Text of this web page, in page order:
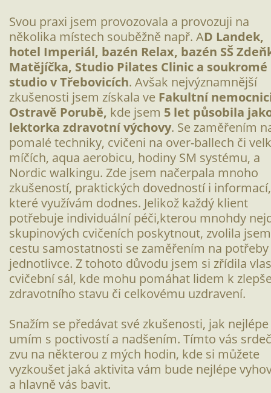
Svou praxi jsem provozovala a provozuji na
několika místech souběžně např. AD Landek,
hotel Imperiál, bazén Relax, bazén SŠ
Matějíčka, Studio Pilates Clinic a soukromé
studio v Třebovicích. Avšak nejvýznamnější
zkušenosti jsem získala ve Fakultní
Ostravě Porubě, kde jsem 5 let působila
lektorka zdravotní výchovy. Se zaměřením
pomalé techniky, cvičeni na over-ballech či
míčích, aqua aerobicu, hodiny SM systému, a
Nordic walkingu. Zde jsem načerpala mnoho
zkušeností, praktických dovedností i informací,
které využívám dodnes. Jelikož každý klient
potřebuje individuální péči,kterou mnohdy
skupinových cvičeních poskytnout, zvolila jsem
cestu samostatnosti se zaměřením na potřeby
jednotlivce. Z tohoto důvodu jsem si zřídila
cvičební sál, kde mohu pomáhat lidem k
zdravotního stavu či celkovému uzdravení.
Snažím se předávat své zkušenosti, jak nejlépe
umím s poctivostí a nadšením. Tímto vás
zvu na některou z mých hodin, kde si můžete
vyzkoušet jaká aktivita vám bude nejlépe
a hlavně vás bavit.